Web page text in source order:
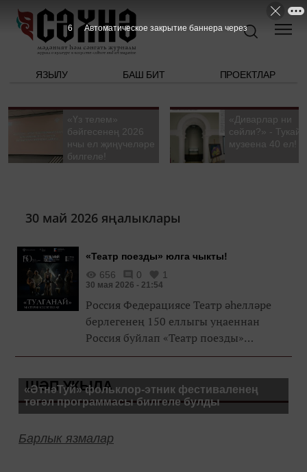
ЯЗЫЛУ БАШ БИТ ПРОЕКТЛАР
«Үз телем»
бәйгесенең 2026
нчы ел җиңүчеләре
билгеле!
«Диварлар ни
сөйли?» - Тукай
музеена 40 ел!
30 май 2026 яңалыклары
«Театр поезды» юлга чыкты!
656
0 1
30 мая 2026 - 21:54
Россия Федерациясе Театр әһелләре
берлегенең 150 еллыгы уңаеннан
Россия буйлап «Театр поезды»
проекты старт алды.
ШӘП УКЫЛА
«ӘтнәТуй» фольклор-этник фестиваленең
төгәл программасы билгеле булды
Барлык язмалар
6 Автоматическое закрытие баннера через